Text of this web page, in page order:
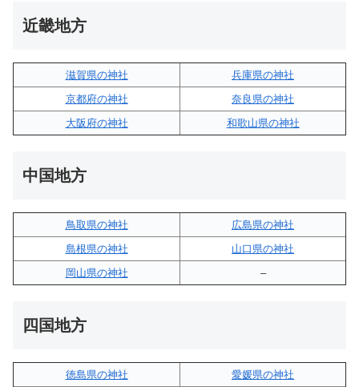
近畿地方
滋賀県の神社
兵庫県の神社
京都府の神社
奈良県の神社
大阪府の神社
和歌山県の神社
中国地方
鳥取県の神社
広島県の神社
島根県の神社
山口県の神社
岡山県の神社
–
四国地方
徳島県の神社
愛媛県の神社